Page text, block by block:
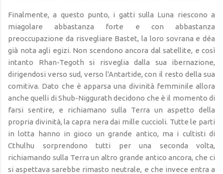
Finalmente, a questo punto, i gatti sulla Luna riescono a
miagolare abbastanza forte e con abbastanza
preoccupazione da risvegliare Bastet, la loro sovrana e déa
già nota agli egizi. Non scendono ancora dal satellite, e così
intanto Rhan-Tegoth si risveglia dalla sua ibernazione,
dirigendosi verso sud, verso l'Antartide, con il resto della sua
comitiva. Dato che è apparsa una divinità femminile allora
anche quelli di Shub-Niggurath decidono che è il momento di
farsi sentire, e richiamano sulla Terra un aspetto della
propria divinità, la capra nera dai mille cuccioli. Tutte le parti
in lotta hanno in gioco un grande antico, ma i cultisti di
Cthulhu sorprendono tutti per una seconda volta,
richiamando sulla Terra un altro grande antico ancora, che ci
si aspettava sarebbe rimasto neutrale, e che invece entra a